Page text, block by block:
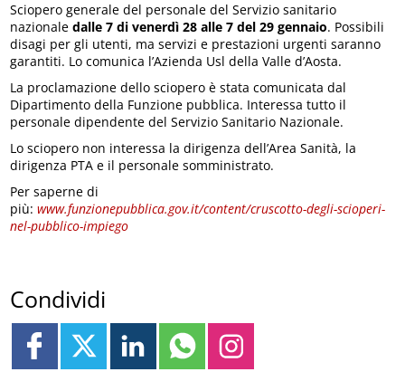
Sciopero generale del personale del Servizio sanitario
nazionaledalle 7 di venerdì 28 alle 7 del 29 gennaio. Possibili
disagi per gli utenti, ma servizi e prestazioni urgenti saranno
garantiti. Lo comunica l’Azienda Usl della Valle d’Aosta.
La proclamazione dello sciopero è stata comunicata dal
Dipartimento della Funzione pubblica. Interessa tutto il
personale dipendente del Servizio Sanitario Nazionale.
Lo sciopero non interessa la dirigenza dell’Area Sanità, la
dirigenza PTA e il personale somministrato.
Per saperne di
più:www.funzionepubblica.gov.it/content/cruscotto-degli-scioperi-
nel-pubblico-impiego
Condividi